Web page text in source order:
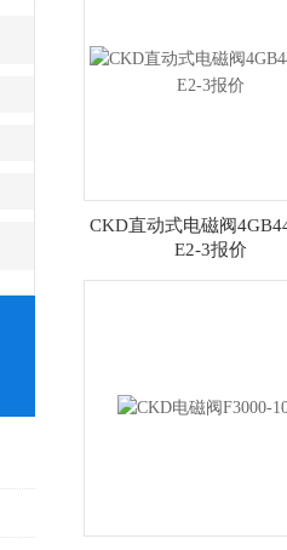
CKD直动式电磁阀
E2-3报价